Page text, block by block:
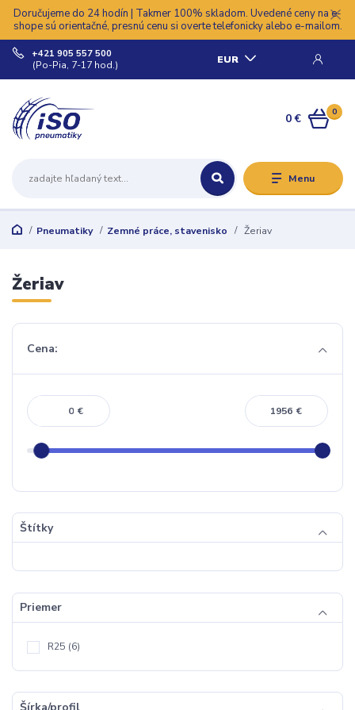
Doručujeme do 24 hodín | Takmer 100% skladom. Uvedené ceny na e-
shope sú orientačné, presnú cenu si overte telefonicky alebo e-mailom.
Menu
EUR
+421 905 557 500
(Po-Pia, 7-17 hod.)
0
0 €
Pneumatiky Zemné práce, stavenisko Žeriav
Žeriav
Cena:
€ €
Štítky
Priemer
R25 (6)